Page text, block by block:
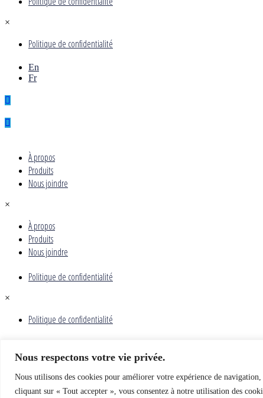
Nous respectons votre vie privée.
Nous utilisons des cookies pour améliorer votre expérience de
cliquant sur « Tout accepter », vous consentez à notre utilisation des
×
Politique de confidentialité
En
Fr
À propos
Produits
Nous joindre
×
À propos
Produits
Nous joindre
Politique de confidentialité
×
Politique de confidentialité
Fr